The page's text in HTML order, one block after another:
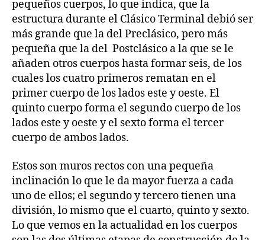
pequeños cuerpos, lo que indica, que la
estructura durante el Clásico Terminal debió ser
más grande que la del Preclásico, pero más
pequeña que la del Postclásico a la que se le
añaden otros cuerpos hasta formar seis, de los
cuales los cuatro primeros rematan en el
primer cuerpo de los lados este y oeste. El
quinto cuerpo forma el segundo cuerpo de los
lados este y oeste y el sexto forma el tercer
cuerpo de ambos lados.
Estos son muros rectos con una pequeña
inclinación lo que le da mayor fuerza a cada
uno de ellos; el segundo y tercero tienen una
división, lo mismo que el cuarto, quinto y sexto.
Lo que vemos en la actualidad en los cuerpos